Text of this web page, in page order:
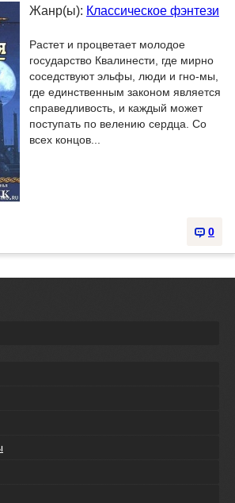
Жанр(ы): Классическое фэнтези
Растет и процветает молодое
государство Квалинести, где мирно
соседствуют эльфы, люди и гно-мы,
где единственным законом является
справедливость, и каждый может
поступать по велению сердца. Со
всех концов...
0